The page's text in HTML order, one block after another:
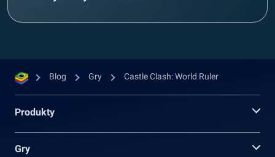
Blog Gry Castle Clash: World Ruler
Produkty
Gry